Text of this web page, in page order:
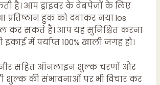
है। आप ड्राइवर के वेबपेजों के लिए
हुक को दबाकर नया Ios
कर सकते हैं। आप यह सुनिश्चित करना
में पर्याप्त 100% खाली जगह हो।
सहित ऑनलाइन शुल्क चरणों और
शुल्क की संभावनाओं पर भी विचार कर